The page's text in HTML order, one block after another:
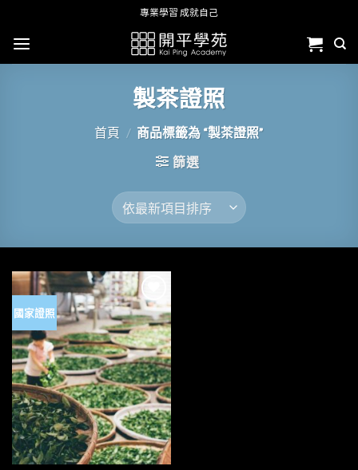
content
專業學習 成就自己
製茶證照
首頁 / 商品標籤為 “製茶證照”
篩選
國家證照
加入
「願
望清
單」